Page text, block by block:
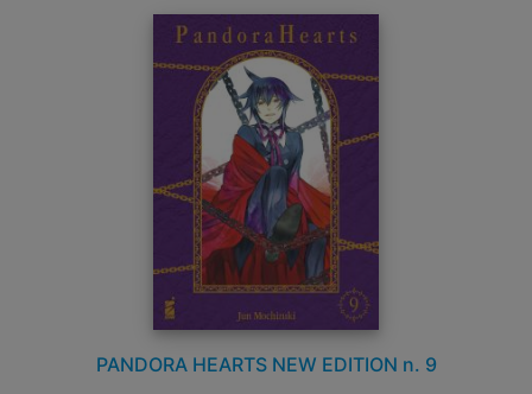
PANDORA HEARTS NEW EDITION n. 9